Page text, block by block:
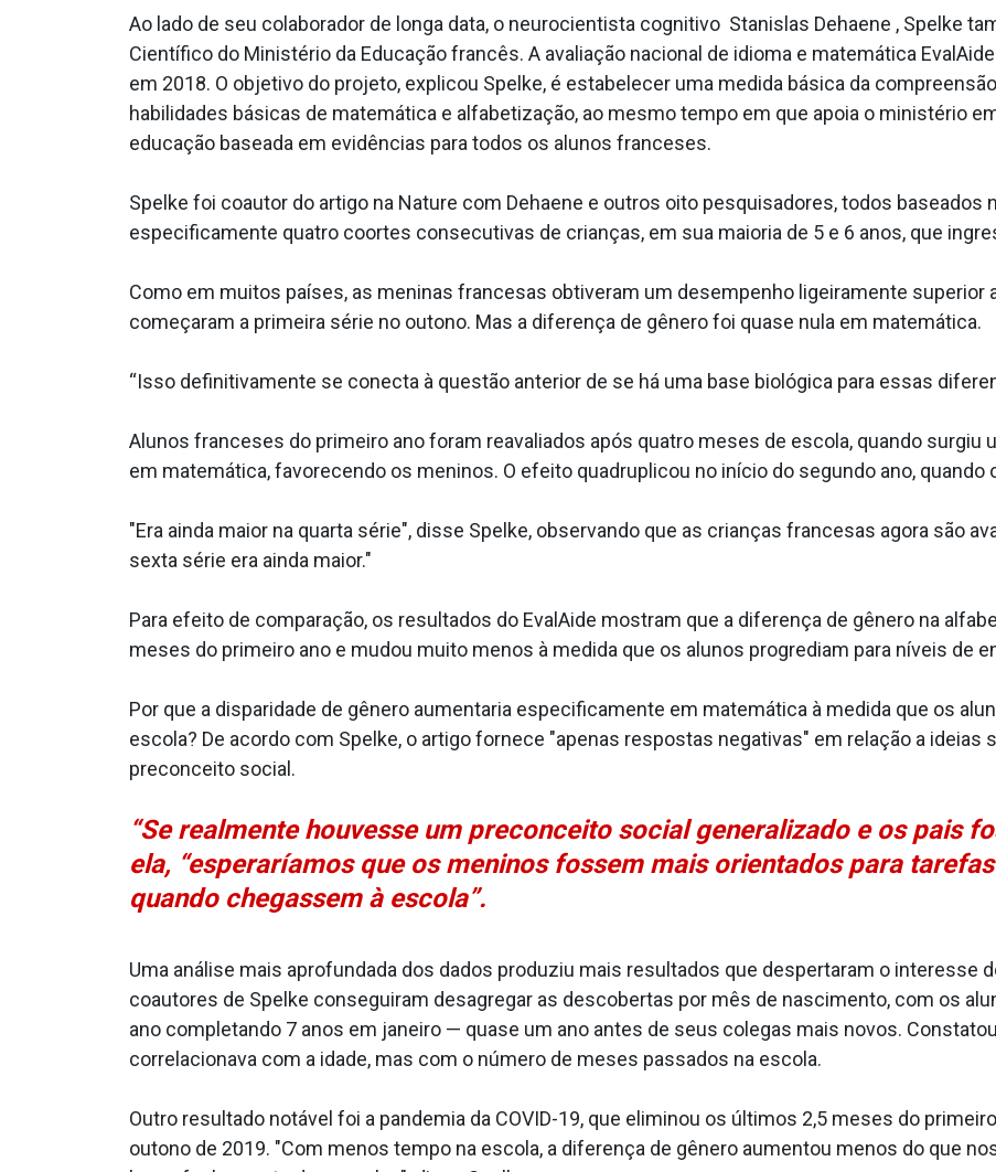
Ao lado de seu colaborador de longa data, o neurocientista cognitivo Stanislas Dehaene , Spelke
Científico do Ministério da Educação francês. A avaliação nacional de idioma e matemática
em 2018. O objetivo do projeto, explicou Spelke, é estabelecer uma medida básica da
habilidades básicas de matemática e alfabetização, ao mesmo tempo em que apoia o ministério
educação baseada em evidências para todos os alunos franceses.
Spelke foi coautor do artigo na Nature com Dehaene e outros oito pesquisadores, todos baseados
especificamente quatro coortes consecutivas de crianças, em sua maioria de 5 e 6 anos, que
Como em muitos países, as meninas francesas obtiveram um desempenho ligeiramente superior
começaram a primeira série no outono. Mas a diferença de gênero foi quase nula em matemática.
“Isso definitivamente se conecta à questão anterior de se há uma base biológica para essas
Alunos franceses do primeiro ano foram reavaliados após quatro meses de escola, quando surgiu
em matemática, favorecendo os meninos. O efeito quadruplicou no início do segundo ano,
"Era ainda maior na quarta série", disse Spelke, observando que as crianças francesas agora são
sexta série era ainda maior."
Para efeito de comparação, os resultados do EvalAide mostram que a diferença de gênero na
meses do primeiro ano e mudou muito menos à medida que os alunos progrediam para níveis de
Por que a disparidade de gênero aumentaria especificamente em matemática à medida que os
escola? De acordo com Spelke, o artigo fornece "apenas respostas negativas" em relação a ideias
preconceito social.
“Se realmente houvesse um preconceito social generalizado e os pais
ela, “esperaríamos que os meninos fossem mais orientados para
quando chegassem à escola”.
Uma análise mais aprofundada dos dados produziu mais resultados que despertaram o interesse
coautores de Spelke conseguiram desagregar as descobertas por mês de nascimento, com os
ano completando 7 anos em janeiro — quase um ano antes de seus colegas mais novos.
correlacionava com a idade, mas com o número de meses passados na escola.
Outro resultado notável foi a pandemia da COVID-19, que eliminou os últimos 2,5 meses do
outono de 2019. "Com menos tempo na escola, a diferença de gênero aumentou menos do que